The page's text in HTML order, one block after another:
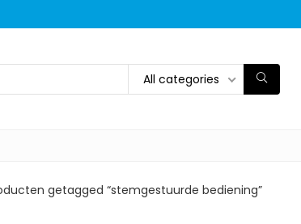
All categories
getagged “stemgestuurde bediening”